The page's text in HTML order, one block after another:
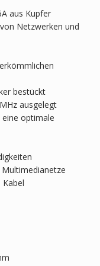
aus Kupfer
Netzwerken und
bestückt
ausgelegt
optimale